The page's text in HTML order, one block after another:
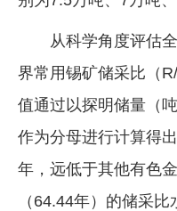
从科学角度评估
界常用锡矿储采比（
值通过以探明储量（
作为分母进行计算得
年，远低于其他有色
（64.44年）的储采